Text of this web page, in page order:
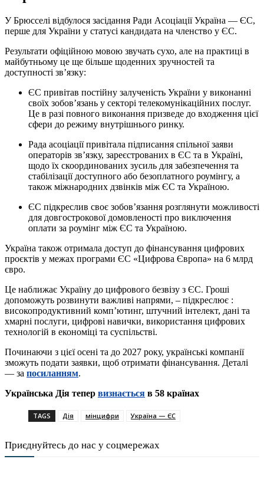
У Брюсселі відбулося засідання Ради Асоціації Україна — ЄС,
перше для України у статусі кандидата на членство у ЄС.
Результати офіційною мовою звучать сухо, але на практиці в
майбутньому це ще більше щоденних зручностей та
доступності зв’язку:
ЄС привітав постійну залученість України у виконанні
своїх зобов’язань у секторі телекомунікаційних послуг.
Це в разі повного виконання призведе до входження цієї
сфери до режиму внутрішнього ринку.
Рада асоціації привітала підписання спільної заяви
операторів зв’язку, зареєстрованих в ЄС та в Україні,
щодо їх скоординованих зусиль для забезпечення та
стабілізації доступного або безоплатного роумінгу, а
також міжнародних дзвінків між ЄС та Україною.
ЄС підкреслив своє зобов’язання розглянути можливості
для довгострокової домовленості про виключення
оплати за роумінг між ЄС та Україною.
Україна також отримала доступ до фінансування цифрових
проєктів у межах програми ЄС «Цифрова Європа» на 6 млрд
євро.
Це наближає Україну до цифрового безвізу з ЄС. Гроші
допоможуть розвинути важливі напрями, – підкреслює :
високопродуктивний комп’ютинг, штучний інтелект, дані та
хмарні послуги, цифрові навички, використання цифрових
технологій в економіці та суспільстві.
Починаючи з цієї осені та до 2027 року, українські компанії
зможуть подати заявки, щоб отримати фінансування. Деталі
— за посиланням.
Українська Дія тепер визнається в 58 країнах
TAGS Дія мінцифри Україна — ЄС
Приєднуйтесь до нас у соцмережах